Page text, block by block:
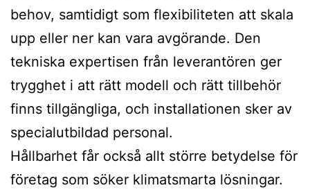
behov, samtidigt som flexibiliteten att skala
upp eller ner kan vara avgörande. Den
tekniska expertisen från leverantören ger
trygghet i att rätt modell och rätt tillbehör
finns tillgängliga, och installationen sker av
specialutbildad personal.
Hållbarhet får också allt större betydelse för
företag som söker klimatsmarta lösningar.